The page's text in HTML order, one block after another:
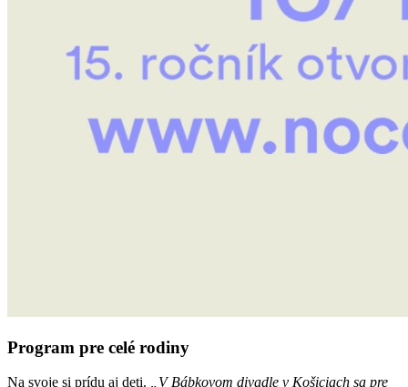
Program pre celé rodiny
Na svoje si prídu aj deti.
„V Bábkovom divadle v Košiciach sa pre